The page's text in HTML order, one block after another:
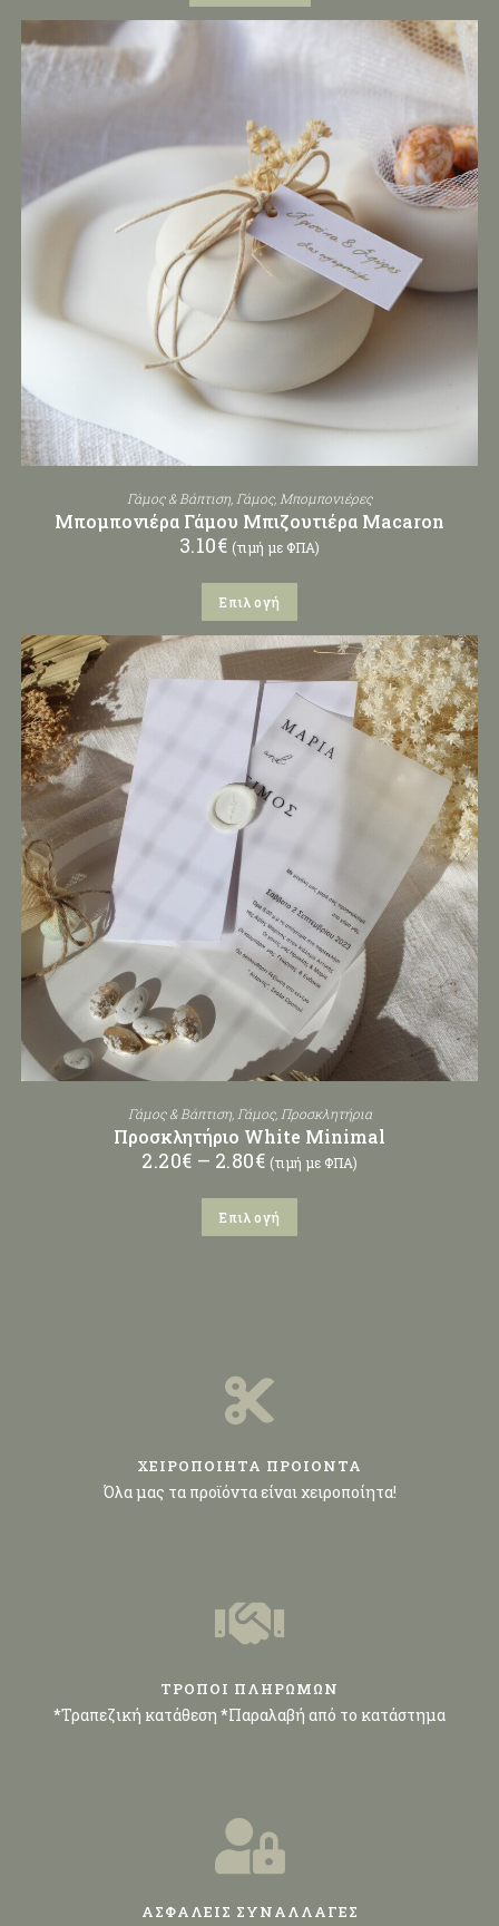
Γάμος & Βάπτιση,Γάμος,Μπομπονιέρες
Μπομπονιέρα Γάμου Μπιζουτιέρα Macaron
3.10€ (τιμή με ΦΠΑ)
Επιλογή
Γάμος & Βάπτιση, Γάμος, Προσκλητήρια
Προσκλητήριο White Minimal
2.20€ – 2.80€ (τιμή με ΦΠΑ)
Επιλογή
ΧΕΙΡΟΠΟΙΗΤΑ ΠΡΟΙΟΝΤΑ
Όλα μας τα προϊόντα είναι χειροποίητα!
ΤΡΟΠΟΙ ΠΛΗΡΩΜΩΝ
*Τραπεζική κατάθεση *Παραλαβή από το κατάστημα
ΑΣΦΑΛΕΙΣ ΣΥΝΑΛΛΑΓΕΣ